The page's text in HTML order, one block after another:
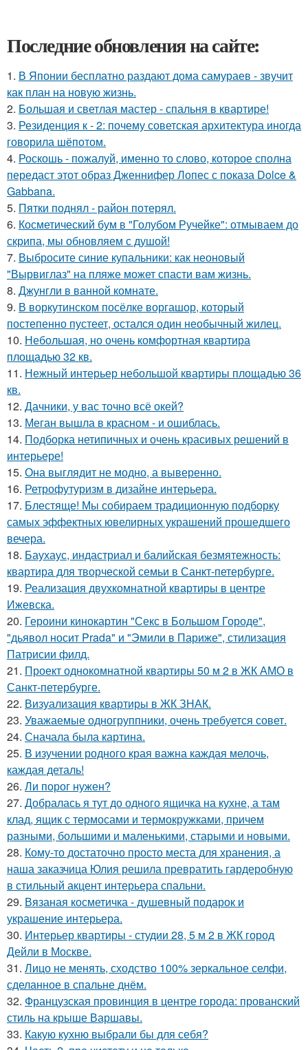
Последние обновления на сайте:
1. В Японии бесплатно раздают дома самураев - звучит
как план на новую жизнь.
2. Большая и светлая мастер - спальня в квартире!
3. Резиденция к - 2: почему советская архитектура иногда
говорила шёпотом.
4. Роскошь - пожалуй, именно то слово, которое сполна
передаст этот образ Дженнифер Лопес с показа Dolce &
Gabbana.
5. Пятки поднял - район потерял.
6. Косметический бум в "Голубом Ручейке": отмываем до
скрипа, мы обновляем с душой!
7. Выбросите синие купальники: как неоновый
"Вырвиглаз" на пляже может спасти вам жизнь.
8. Джунгли в ванной комнате.
9. В воркутинском посёлке воргашор, который
постепенно пустеет, остался один необычный жилец.
10. Небольшая, но очень комфортная квартира
площадью 32 кв.
11. Нежный интерьер небольшой квартиры площадью 36
кв.
12. Дачники, у вас точно всё окей?
13. Меган вышла в красном - и ошиблась.
14. Подборка нетипичных и очень красивых решений в
интерьере!
15. Она выглядит не модно, а выверенно.
16. Ретрофутуризм в дизайне интерьера.
17. Блестяще! Мы собираем традиционную подборку
самых эффектных ювелирных украшений прошедшего
вечера.
18. Баухаус, индастриал и балийская безмятежность:
квартира для творческой семьи в Санкт-петербурге.
19. Реализация двухкомнатной квартиры в центре
Ижевска.
20. Героини кинокартин "Секс в Большом Городе",
"дьявол носит Prada" и "Эмили в Париже", стилизация
Патрисии филд.
21. Проект однокомнатной квартиры 50 м 2 в ЖК АМО в
Санкт-петербурге.
22. Визуализация квартиры в ЖК ЗНАК.
23. Уважаемые одногруппники, очень требуется совет.
24. Сначала была картина.
25. В изучении родного края важна каждая мелочь,
каждая деталь!
26. Ли порог нужен?
27. Добралась я тут до одного ящичка на кухне, а там
клад, ящик с термосами и термокружками, причем
разными, большими и маленькими, старыми и новыми.
28. Кому-то достаточно просто места для хранения, а
наша заказчица Юлия решила превратить гардеробную
в стильный акцент интерьера спальни.
29. Вязаная косметичка - душевный подарок и
украшение интерьера.
30. Интерьер квартиры - студии 28, 5 м 2 в ЖК город
Дейли в Москве.
31. Лицо не менять, сходство 100% зеркальное селфи,
сделанное в спальне днём.
32. Французская провинция в центре города: прованский
стиль на крыше Варшавы.
33. Какую кухню выбрали бы для себя?